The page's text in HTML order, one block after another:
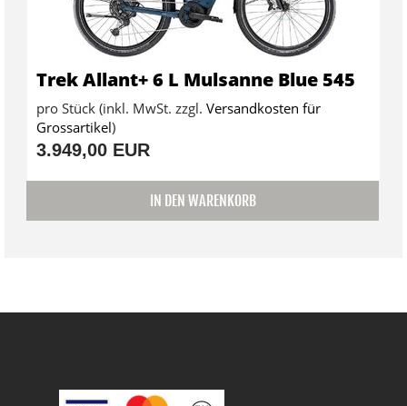
Trek Allant+ 6 L Mulsanne Blue 545
pro Stück (inkl. MwSt. zzgl. Versandkosten für
Grossartikel)
3.949,00 EUR
IN DEN WARENKORB